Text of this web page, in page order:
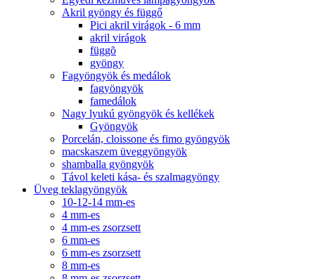
Akril gyöngy és függő
Pici akril virágok - 6 mm
akril virágok
függõ
gyöngy
Fagyöngyök és medálok
fagyöngyök
famedálok
Nagy lyukú gyöngyök és kellékek
Gyöngyök
Porcelán, cloissone és fimo gyöngyök
macskaszem üveggyöngyök
shamballa gyöngyök
Távol keleti kása- és szalmagyöngy
Üveg teklagyöngyök
10-12-14 mm-es
4 mm-es
4 mm-es zsorzsett
6 mm-es
6 mm-es zsorzsett
8 mm-es